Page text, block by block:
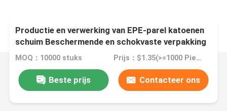
Productie en verwerking van EPE-parel katoenen
schuim Beschermende en schokvaste verpakking
MOQ：10000 stuks Prijs：$1.35(>=1000 Pieces)
Beste prijs Contacteer ons